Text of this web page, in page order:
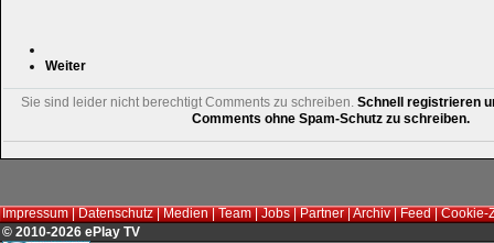
Weiter
Sie sind leider nicht berechtigt Comments zu schreiben. Schnell registrieren
Comments ohne Spam-Schutz zu schreiben.
Impressum|Datenschutz|Medien|Team|Jobs|Partner|Archiv|Feed|Cookie-
© 2010-2026 ePlay TV